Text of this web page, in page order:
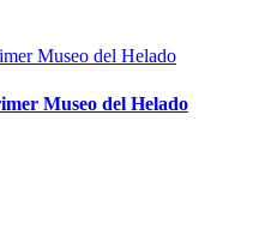
Museo del Helado